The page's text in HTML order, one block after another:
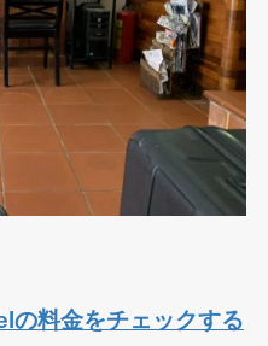
料金をチェックする